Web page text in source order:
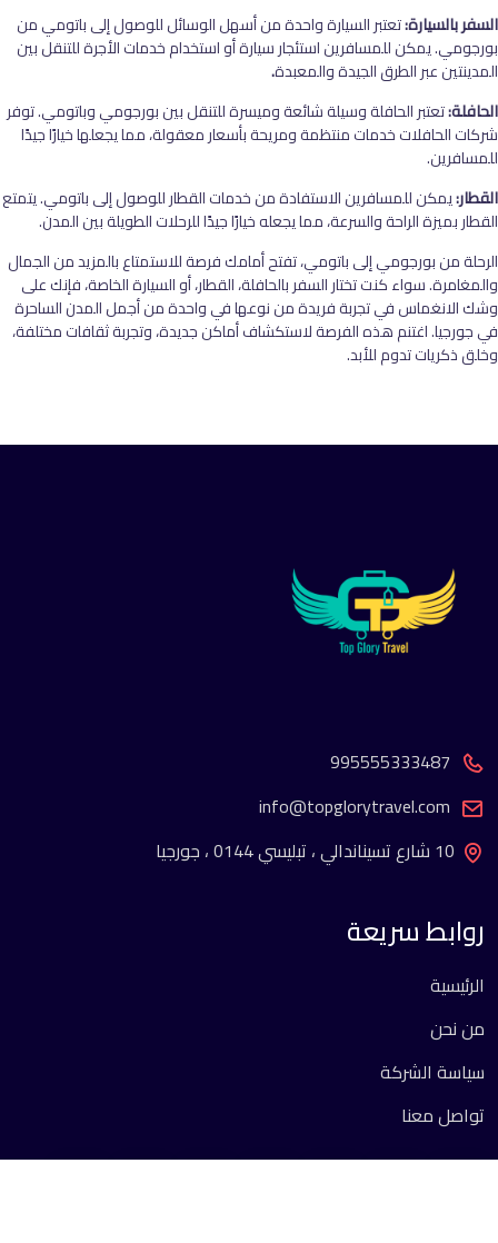
السفر بالسيارة:تعتبر السيارة واحدة من أسهل الوسائل للوصول إلى باتومي من
بورجومي. يمكن للمسافرين استئجار سيارة أو استخدام خدمات الأجرة للتنقل بين
المدينتين عبر الطرق الجيدة والمعبدة.
الحافلة:تعتبر الحافلة وسيلة شائعة وميسرة للتنقل بين بورجومي وباتومي. توفر
شركات الحافلات خدمات منتظمة ومريحة بأسعار معقولة، مما يجعلها خيارًا جيدًا
للمسافرين.
القطار:يمكن للمسافرين الاستفادة من خدمات القطار للوصول إلى باتومي. يتمتع
القطار بميزة الراحة والسرعة، مما يجعله خيارًا جيدًا للرحلات الطويلة بين المدن.
الرحلة من بورجومي إلى باتومي، تفتح أمامك فرصة للاستمتاع بالمزيد من الجمال
والمغامرة. سواء كنت تختار السفر بالحافلة، القطار، أو السيارة الخاصة، فإنك على
وشك الانغماس في تجربة فريدة من نوعها في واحدة من أجمل المدن الساحرة
في جورجيا. اغتنم هذه الفرصة لاستكشاف أماكن جديدة، وتجربة ثقافات مختلفة،
وخلق ذكريات تدوم للأبد.
995555333487
info@topglorytravel.com
10 شارع تسيناندالي ، تبليسي 0144 ، جورجيا
روابط سريعة
الرئيسية
من نحن
سياسة الشركة
تواصل معنا